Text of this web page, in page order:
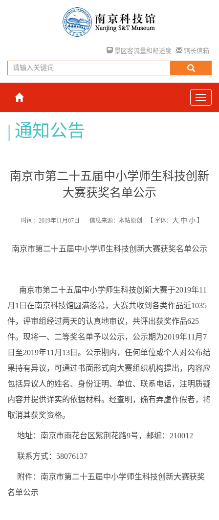
景区客流量和舒适度 馆长信箱
通知公告
南京市第二十五届中小学师生科技创新
大赛获奖名单公示
时间：2019年11月07日 信息来源：本站原创 【 字体： 大 中 小 】
南京市第二十五届中小学师生科技创新大赛获奖名单公示
南京市第二十五届中小学师生科技创新大赛于2019年11
月1日在南京科技馆圆满落幕，大赛共收到各类作品近1035
件，评审组经过两天的认真地审议，共评出获奖作品625
件。现将一、二等奖名单予以公示，公示期为2019年11月7
日至2019年11月13日。公示期内，任何单位或个人对公布结
果持有异议，可通过书面形式向大赛组织机构提出，内容应
包括异议人的姓名、身份证明、单位、联系电话，注明质疑
内容并提供详实的依据材料。经查明，确有弄虚作假者，将
取消其获奖资格。
地址：南京市雨花台区紫荆花路9号，邮编：210012
联系方式：58076137
附件：南京市第二十五届中小学师生科技创新大赛获奖
名单公示